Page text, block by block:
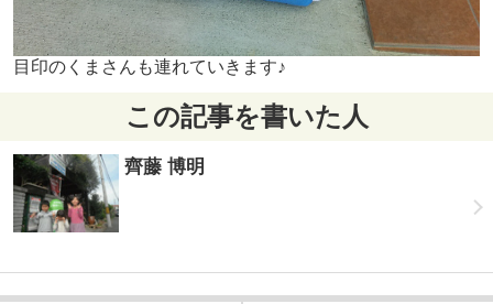
目印のくまさんも連れていきます♪
この記事を書いた人
齊藤 博明